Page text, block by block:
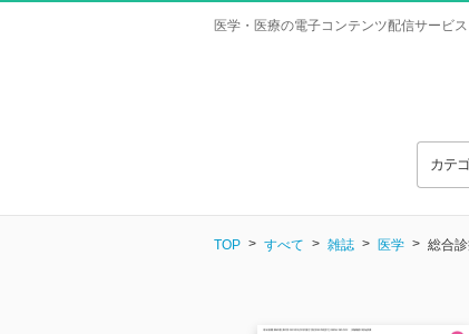
医学・医療の電子コンテンツ配信サービス
カテ
TOP すべて 雑誌 医学 総合